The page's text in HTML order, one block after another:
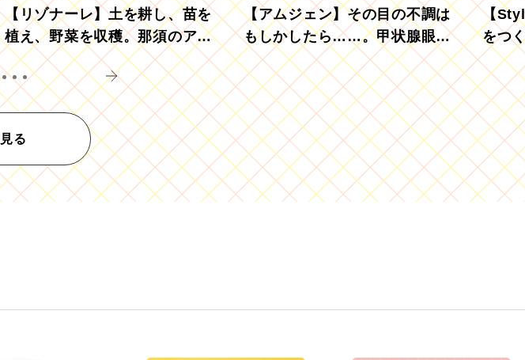
【リゾナーレ】土を耕し、苗を
植え、野菜を収穫。那須のアグ
リツーリズモを体験
【アムジェン】その目の不調は
もしかしたら……。甲状腺眼症
を知っていますか？
【
をつ
る